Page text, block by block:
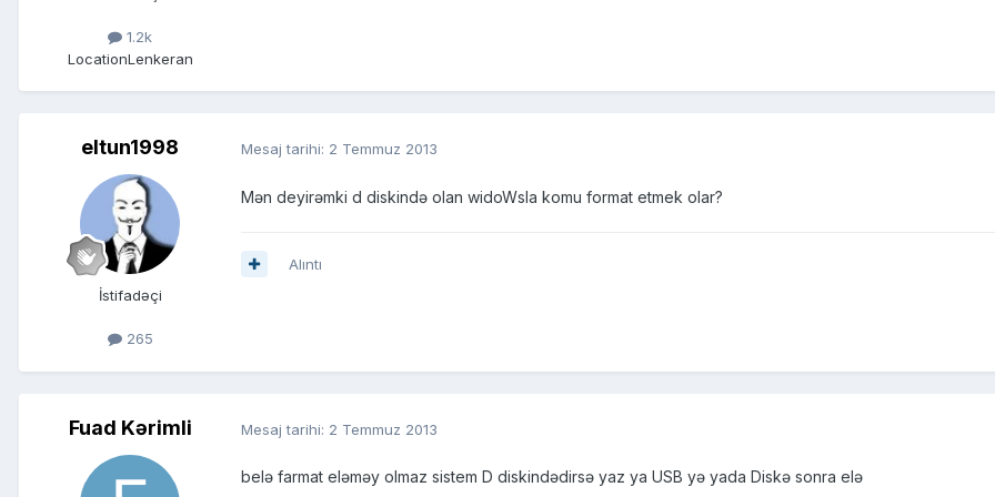
1.2k
LocationLenkeran
eltun1998
İstifadəçi
265
Mesaj tarihi: 2 Temmuz 2013
Mən deyirəmki d diskində olan widoWsla komu format etmek olar?
Alıntı
Fuad Kərimli Mesaj tarihi: 2 Temmuz 2013
belə farmat eləməy olmaz sistem D diskindədirsə yaz ya USB yə yada Diskə sonra elə